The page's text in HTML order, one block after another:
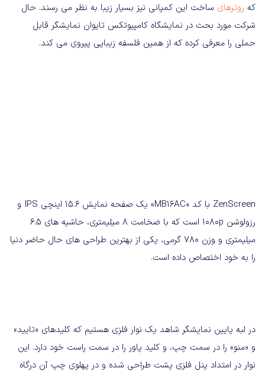
که روترهای ساخت این کمپانی نیز بسیار زیبا به نظر می رسند. حال
شرکت مورد بحث در نمایشگاه کامپیوتکس تایوان نمایشگر قابل
حملی را معرفی کرده که از همین فلسفه زیبایی پیروی می کند.
ZenScreen با کد «MB16AC» یک صفحه نمایش 15.6 اینچی IPS و
رزولوشن 1080p است که با ضخامت 8 میلیمتری، حاشیه های 6.5
میلیمتری و وزن 780 گرمی، یکی از بهترین طراحی های حال حاضر دنیا
را به خود اختصاص داده است.
در لبه پایین نمایشگر شاهد یک نوار فلزی هستیم که کلیدهای «تایید»
و «منو» را در سمت چپ، و کلید پاور را در سمت راست خود دارد. این
نوار در امتداد پنل فلزی پشت طراحی شده و در پهلوی چپ آن درگاه